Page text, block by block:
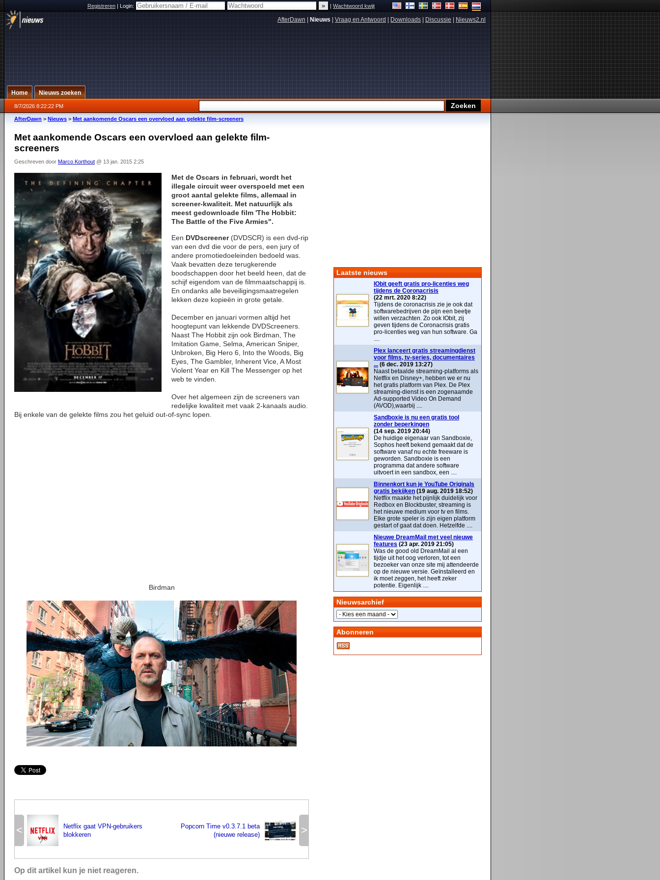
Registreren|Login: |Wachtwoord kwijt
AfterDawn Nieuws Vraag en Antwoord Downloads Discussie Nieuws2.nl
Home Nieuws zoeken
8/7/2026 8:22:22 PM
AfterDawn > Nieuws > Met aankomende Oscars een overvloed aan gelekte film-screeners
Met aankomende Oscars een overvloed aan gelekte film-
screeners
Geschreven door Marco Korthout @ 13 jan. 2015 2:25
Met de Oscars in februari, wordt het
illegale circuit weer overspoeld met een
groot aantal gelekte films, allemaal in
screener-kwaliteit. Met natuurlijk als
meest gedownloade film 'The Hobbit:
The Battle of the Five Armies".
Een DVDscreener(DVDSCR) is een dvd-rip
van een dvd die voor de pers, een jury of
andere promotiedoeleinden bedoeld was.
Vaak bevatten deze terugkerende
boodschappen door het beeld heen, dat de
schijf eigendom van de filmmaatschappij is.
En ondanks alle beveiligingsmaatregelen
lekken deze kopieën in grote getale.
December en januari vormen altijd het
hoogtepunt van lekkende DVDScreeners.
Naast The Hobbit zijn ook Birdman, The
Imitation Game, Selma, American Sniper,
Unbroken, Big Hero 6, Into the Woods, Big
Eyes, The Gambler, Inherent Vice, A Most
Violent Year en Kill The Messenger op het
web te vinden.
Over het algemeen zijn de screeners van
redelijke kwaliteit met vaak 2-kanaals audio.
Bij enkele van de gelekte films zou het geluid out-of-sync lopen.
Birdman
<
Netflix gaat VPN-gebruikers
blokkeren
>
Popcorn Time v0.3.7.1 beta
(nieuwe release)
Op dit artikel kun je niet reageren.
Laatste nieuws
IObit geeft gratis pro-licenties weg
tijdens de Coronacrisis
(22 mrt. 2020 8:22)
Tijdens de coronacrisis zie je ook dat
softwarebedrijven de pijn een beetje
willen verzachten. Zo ook IObit, zij
geven tijdens de Coronacrisis gratis
pro-licenties weg van hun software. Ga
....
Plex lanceert gratis streamingdienst
voor films, tv-series, documentaires
... (6 dec. 2019 13:27)
Naast betaalde streaming-platforms als
Netflix en Disney+, hebben we er nu
het gratis platform van Plex. De Plex
streaming-dienst is een zogenaamde
Ad-supported Video On Demand
(AVOD),waarbij ....
Sandboxie is nu een gratis tool
zonder beperkingen
(14 sep. 2019 20:44)
De huidige eigenaar van Sandboxie,
Sophos heeft bekend gemaakt dat de
software vanaf nu echte freeware is
geworden. Sandboxie is een
programma dat andere software
uitvoert in een sandbox, een ....
Binnenkort kun je YouTube Originals
gratis bekijken (19 aug. 2019 18:52)
Netflix maakte het pijnlijk duidelijk voor
Redbox en Blockbuster, streaming is
het nieuwe medium voor tv en films.
Elke grote speler is zijn eigen platform
gestart of gaat dat doen. Hetzelfde ....
Nieuwe DreamMail met veel nieuwe
features (23 apr. 2019 21:05)
Was de good old DreamMail al een
tijdje uit het oog verloren, tot een
bezoeker van onze site mij attendeerde
op de nieuwe versie. Geïnstalleerd en
ik moet zeggen, het heeft zeker
potentie. Eigenlijk ....
Nieuwsarchief
Abonneren